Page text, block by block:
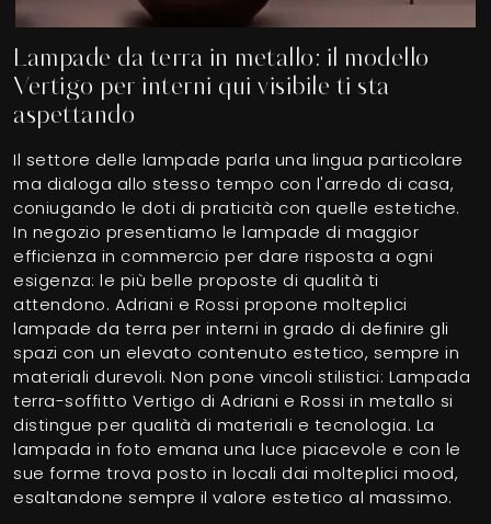
Lampade da terra in metallo: il modello
Vertigo per interni qui visibile ti sta
aspettando
Il settore delle lampade parla una lingua particolare
ma dialoga allo stesso tempo con l'arredo di casa,
coniugando le doti di praticità con quelle estetiche.
In negozio presentiamo le lampade di maggior
efficienza in commercio per dare risposta a ogni
esigenza: le più belle proposte di qualità ti
attendono. Adriani e Rossi propone molteplici
lampade da terra per interni in grado di definire gli
spazi con un elevato contenuto estetico, sempre in
materiali durevoli. Non pone vincoli stilistici: Lampada
terra-soffitto Vertigo di Adriani e Rossi in metallo si
distingue per qualità di materiali e tecnologia. La
lampada in foto emana una luce piacevole e con le
sue forme trova posto in locali dai molteplici mood,
esaltandone sempre il valore estetico al massimo.